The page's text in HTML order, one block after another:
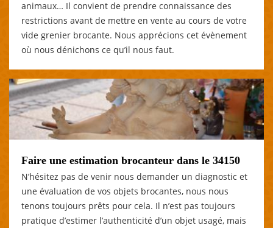
animaux… Il convient de prendre connaissance des
restrictions avant de mettre en vente au cours de votre
vide grenier brocante. Nous apprécions cet évènement
où nous dénichons ce qu’il nous faut.
Faire une estimation brocanteur dans le 34150
N’hésitez pas de venir nous demander un diagnostic et
une évaluation de vos objets brocantes, nous nous
tenons toujours prêts pour cela. Il n’est pas toujours
pratique d’estimer l’authenticité d’un objet usagé, mais